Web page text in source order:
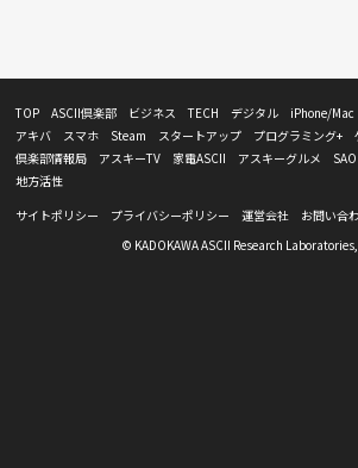
TOP ASCII倶楽部 ビジネス TECH デジタル iPhone/Mac
アキバ
スマホ Steam スタートアップ プログラミング+
倶楽部情報局
アスキーTV 家電ASCII アスキーグルメ SAO
地方活性
サイトポリシー
プライバシーポリシー 運営会社 お問い合
© KADOKAWA ASCII Research